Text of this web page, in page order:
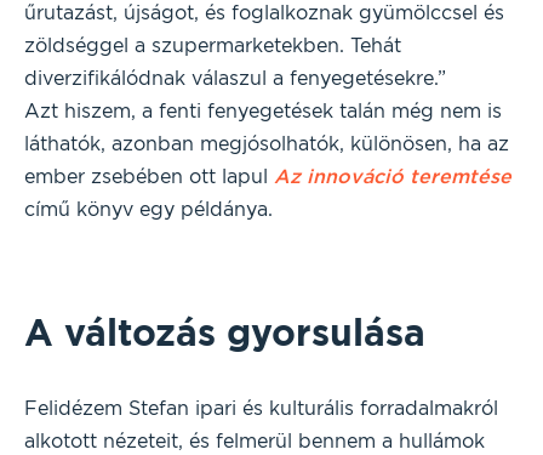
űrutazást, újságot, és foglalkoznak gyümölccsel és
zöldséggel a szupermarketekben. Tehát
diverzifikálódnak válaszul a fenyegetésekre.”
Azt hiszem, a fenti fenyegetések talán még nem is
láthatók, azonban megjósolhatók, különösen, ha az
ember zsebében ott lapul Az innováció teremtése
című könyv egy példánya.
A változás gyorsulása
Felidézem Stefan ipari és kulturális forradalmakról
alkotott nézeteit, és felmerül bennem a hullámok